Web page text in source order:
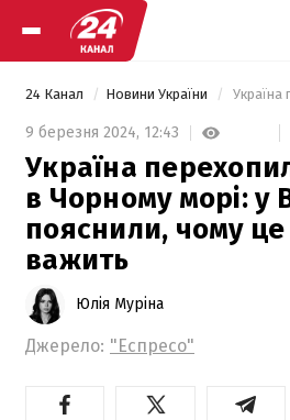
24 Канал Новини України
9 березня 2024, 12:43
Україна
в Чорному морі: у
пояснили, чому це
важить
Юлія Муріна
Джерело: "Еспресо"